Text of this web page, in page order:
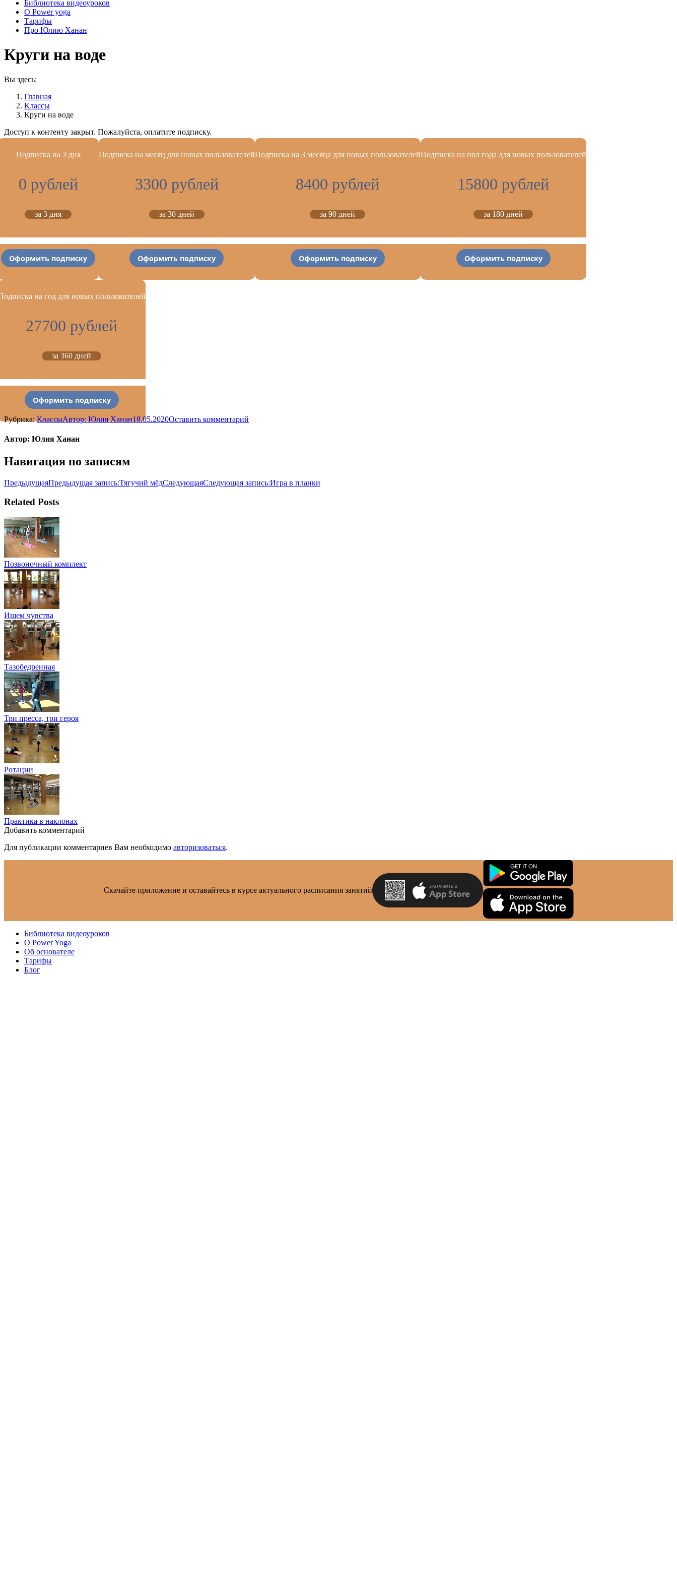
Библиотека видеоуроков
О Power yoga
Тарифы
Про Юлию Ханан
Круги на воде
Вы здесь:
Главная
Классы
Круги на воде
Доступ к контенту закрыт. Пожалуйста, оплатите подписку.
Подписка на 3 дня
0 рублей
за 3 дня
Оформить подписку
Подписка на месяц для новых пользователей
3300 рублей
за 30 дней
Оформить подписку
Подписка на 3 месяца для новых пользователей
8400 рублей
за 90 дней
Оформить подписку
Подписка на пол года для новых пользователей
15800 рублей
за 180 дней
Оформить подписку
на год для новых пользователей
27700 рублей
за 360 дней
Оформить подписку
Рубрика: КлассыАвтор: Юлия Ханан18.05.2020Оставить комментарий
Автор: Юлия Ханан
Навигация по записям
ПредыдущаяПредыдущая запись:Тягучий мёдСледующаяСледующая запись:Игра в планки
Related Posts
Позвоночный комплект
Ищем чувства
Тазобедренная
Три пресса, три героя
Ротации
Практика в наклонах
Добавить комментарий
Для публикации комментариев Вам необходимо авторизоваться.
Скачайте приложение и оставайтесь в курсе актуального расписания занятий
Библиотека видеоуроков
О Power Yoga
Об основателе
Тарифы
Блог